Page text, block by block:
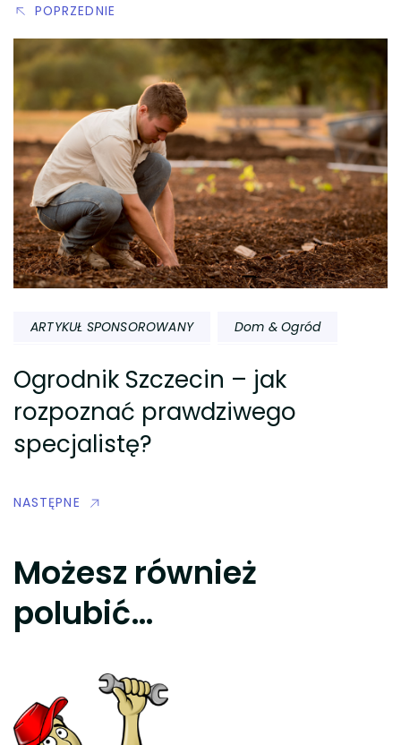
POPRZEDNIE
ARTYKUŁ SPONSOROWANY Dom & Ogród
Ogrodnik Szczecin – jak
rozpoznać prawdziwego
specjalistę?
NASTĘPNE
Możesz również
polubić…